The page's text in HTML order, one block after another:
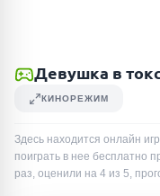
Девушка в
КИНОРЕЖИМ
Здесь находится онлайн
поиграть в нее бесплатно
раз, оценили на 4 из 5,